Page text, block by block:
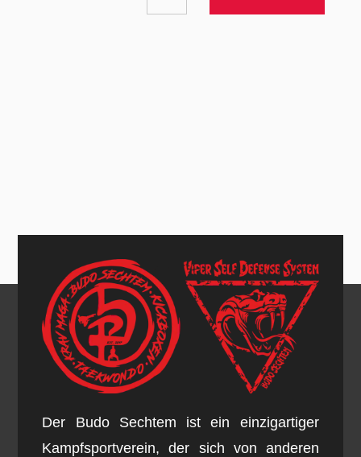
Der Budo Sechtem ist ein einzigartiger
Kampfsportverein, der sich von anderen